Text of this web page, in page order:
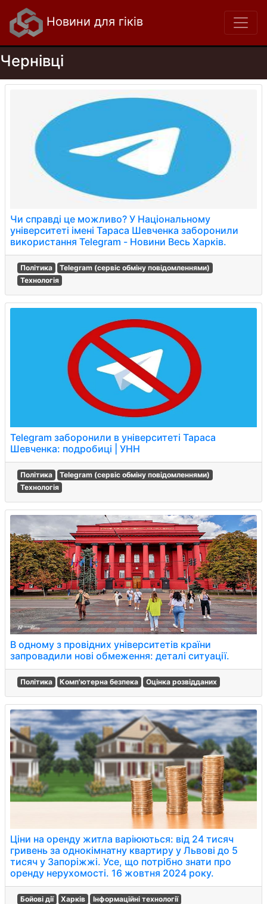
Новини для гіків
Чернівці
Чи справді це можливо? У Національному
університеті імені Тараса Шевченка заборонили
використання Telegram - Новини Весь Харків.
Політика
Telegram (сервіс обміну повідомленнями)
Технологія
Telegram заборонили в університеті Тараса
Шевченка: подробиці | УНН
Політика
Telegram (сервіс обміну повідомленнями)
Технологія
В одному з провідних університетів країни
запровадили нові обмеження: деталі ситуації.
Політика Комп'ютерна безпека Оцінка розвідданих
Ціни на оренду житла варіюються: від 24 тисяч
гривень за однокімнатну квартиру у Львові до 5
тисяч у Запоріжжі. Усе, що потрібно знати про
оренду нерухомості. 16 жовтня 2024 року.
Бойові дії Харків Інформаційні технології